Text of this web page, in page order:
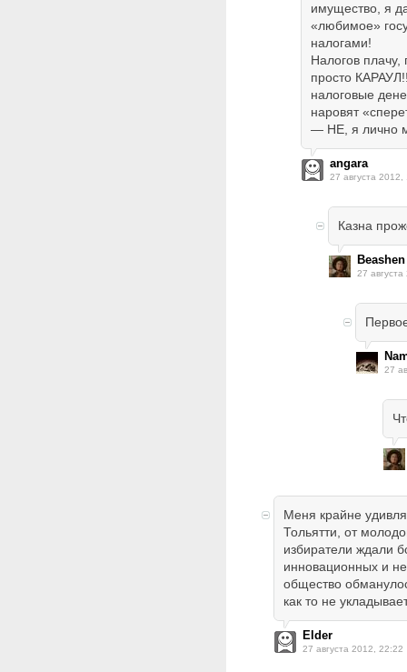
имущество, я
«любимое»
налогами!
Налогов
просто
налоговые
наровят
— НЕ, я лично
angara
27 августа 2012,
Казна
Beashen
27
27
Меня крайне
Тольятти, от
избиратели ждали
инновационных и
общество
как то не
Elder
27 августа 2012, 22:22